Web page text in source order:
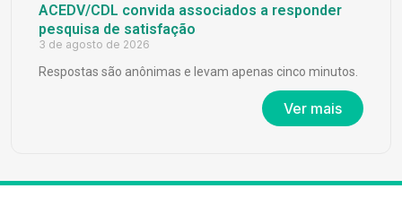
ACEDV/CDL convida associados a responder
pesquisa de satisfação
3 de agosto de 2026
Respostas são anônimas e levam apenas cinco minutos.
Ver mais